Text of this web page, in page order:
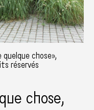
quelque chose»,
réservés
chose,